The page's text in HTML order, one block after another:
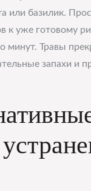
или базилик.
к уже готовому
минут. Травы
запахи и